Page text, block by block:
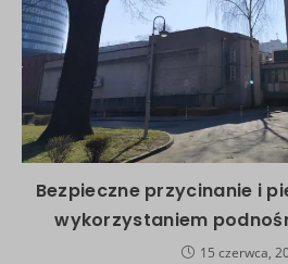
Bezpieczne przycinanie i
wykorzystaniem
15 czerwca,